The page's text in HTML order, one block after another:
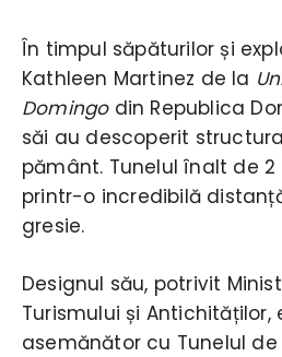
În timpul săpăturilor și
Kathleen Martinez de la
Domingodin Republica
săi au descoperit
pământ. Tunelul înalt de
printr-o incredibilă
gresie.
Designul său, potrivit
Turismului și
asemănător cu Tunelul de